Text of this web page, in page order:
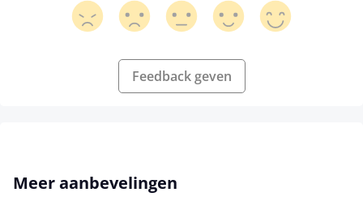
Feedback geven
Productgalerij overslaan
Meer aanbevelingen